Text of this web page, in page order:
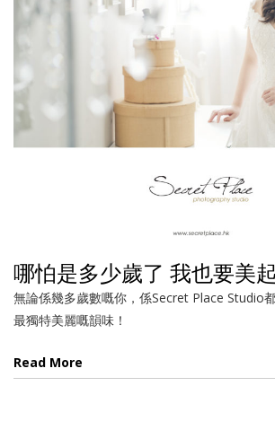
哪怕是多少歲了 我也要美
無論係幾多歲數嘅你，係Secret Place Studio
最獨特美麗嘅韻味！
Read More